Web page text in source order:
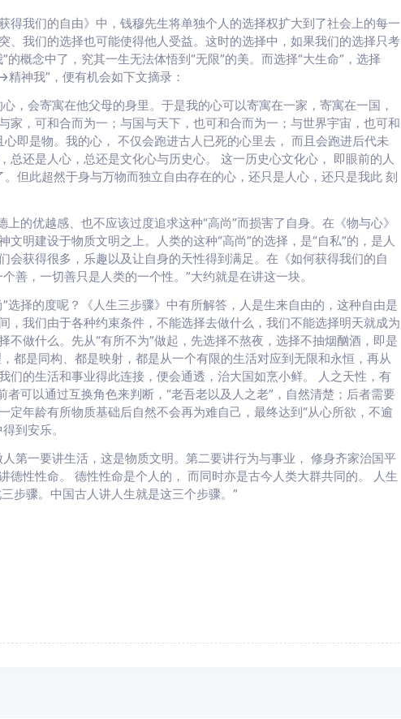
得我们的自由》中，钱穆先生将单独个人的选择权扩大到了社会上的每一
、我们的选择也可能使得他人受益。这时的选择中，如果我们的选择只考
概念中了，究其一生无法体悟到“无限”的美。而选择“大生命”，选择
精神我”，便有机会如下文摘录：
，会寄寓在他父母的身里。于是我的心可以寄寓在一家，寄寓在一国，
家，可和合而为一；与国与天下，也可和合而为一；与世界宇宙，也可和
即是物。我的心， 不仅会跑进古人已死的心里去， 而且会跑进后代未
总还是人心，总还是文化心与历史心。 这一历史心文化心， 即眼前的人
但此超然于身与万物而独立自由存在的心，还只是人心，还只是我此 刻
的优越感、也不应该过度追求这种“高尚”而损害了自身。在《物与心》
明建设于物质文明之上。人类的这种“高尚”的选择，是“自私”的，是人
会获得很多，乐趣以及让自身的天性得到满足。在《如何获得我们的自
善，一切善只是人类的一个性。”大约就是在讲这一块。
选择的度呢？《人生三步骤》中有所解答，人是生来自由的，这种自由是
，我们由于各种约束条件，不能选择去做什么，我们不能选择明天就成为
不做什么。先从“有所不为”做起，先选择不熬夜，选择不抽烟酗酒，即是
都是同构、都是映射，都是从一个有限的生活对应到无限和永恒，再从
们的生活和事业得此连接，便会通透，治大国如烹小鲜。 人之天性，有
者可以通过互换角色来判断，“老吾老以及人之老”，自然清楚；后者需要
定年龄有所物质基础后自然不会再为难自己，最终达到“从心所欲，不逾
到安乐。
第一要讲生活，这是物质文明。第二要讲行为与事业， 修身齐家治国平
德性性命。 德性性命是个人的， 而同时亦是古今人类大群共同的。 人生
步骤。中国古人讲人生就是这三个步骤。”